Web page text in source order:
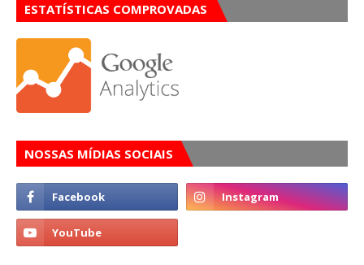
ESTATÍSTICAS COMPROVADAS
NOSSAS MÍDIAS SOCIAIS